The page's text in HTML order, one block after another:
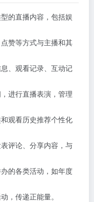
的直播内容，包括娱
赞等方式与主播和其
、观看记录、互动记
进行直播表演，管理
观看历史推荐个性化
评论、分享内容，与
的各类活动，如年度
，传递正能量。